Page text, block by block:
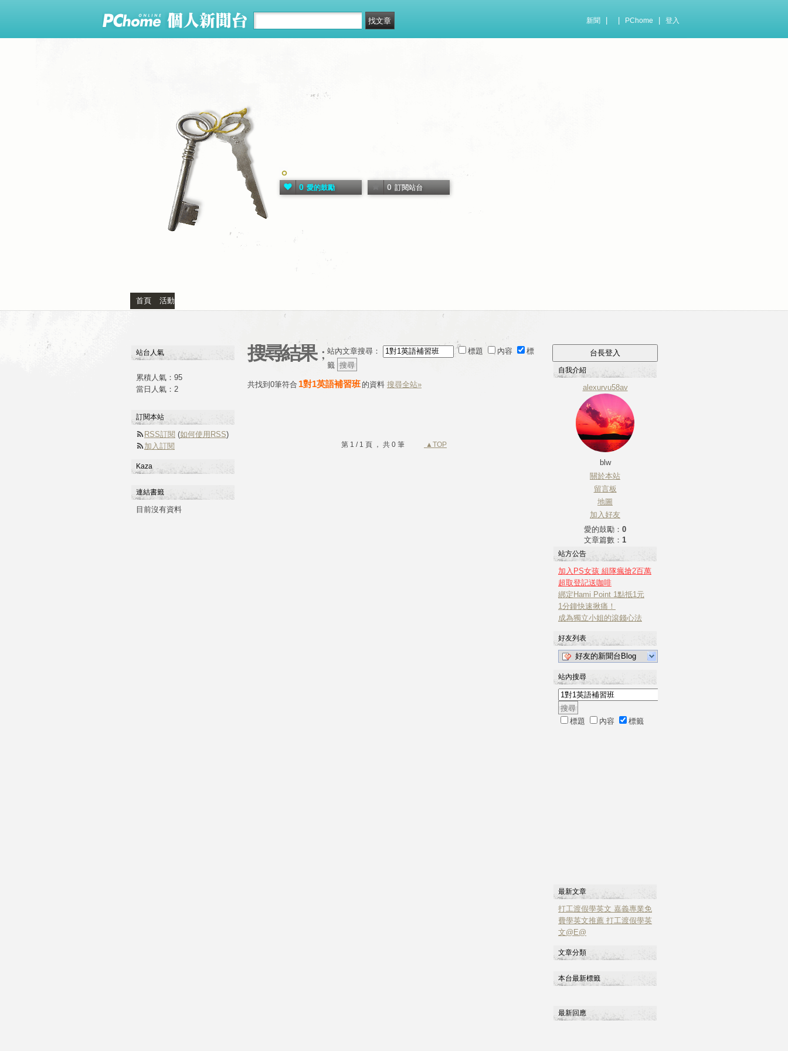
新聞 PChome 登入
0 愛的鼓勵 0 訂閱站台
首頁 活動
搜尋結果 站內文章搜尋： 標題 內容
標
籤
共找到0筆符合 1對1英語補習班 的資料 搜尋全站»
第 1 / 1 頁 ， 共 0 筆 ▲TOP
自我介紹
alexurvu58av
blw
關於本站
留言板
地圖
加入好友
愛的鼓勵： 0
文章篇數： 1
站方公告
加入PS女孩 組隊瘋搶2百萬
超取登記送咖啡
綁定Hami Point 1點抵1元
1分鐘快速揪痛！
成為獨立小姐的滾錢心法
好友列表
好友的新聞台Blog
站內搜尋
標題 內容 標籤
最新文章
打工渡假學英文 嘉義專業免
費學英文推薦 打工渡假學英
文@E@
文章分類
本台最新標籤
最新回應
站台人氣
累積人氣： 95
當日人氣： 2
訂閱本站
RSS訂閱 (如何使用RSS)
加入訂閱
Kaza
連結書籤
目前沒有資料